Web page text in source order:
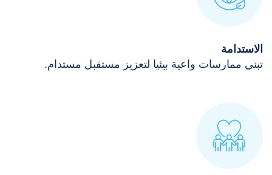
الاستدامة
تبني ممارسات واعية بيئيا لتعزيز مستقبل مستدام.